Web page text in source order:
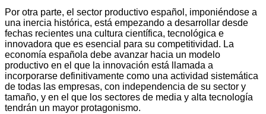
Por otra parte, el sector productivo español, imponiéndose a
una inercia histórica, está empezando a desarrollar desde
fechas recientes una cultura científica, tecnológica e
innovadora que es esencial para su competitividad. La
economía española debe avanzar hacia un modelo
productivo en el que la innovación está llamada a
incorporarse definitivamente como una actividad sistemática
de todas las empresas, con independencia de su sector y
tamaño, y en el que los sectores de media y alta tecnología
tendrán un mayor protagonismo.